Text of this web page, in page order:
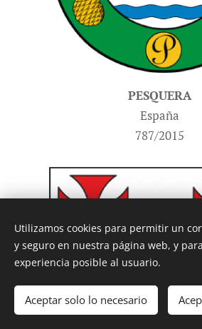
PESQUERA
España
787/2015
Utilizamos cookies para permitir un
y seguro en nuestra página web, y
experiencia posible al usuario.
Aceptar solo lo necesario